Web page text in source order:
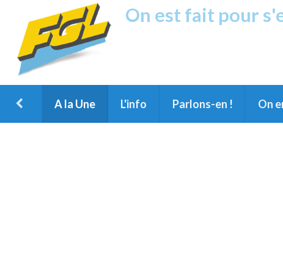
On est fait pour
A la Une L'info Parlons-en ! On